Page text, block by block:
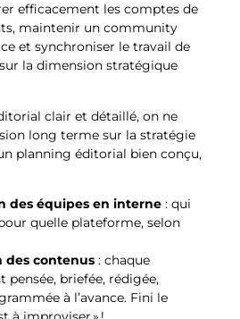
efficacement les comptes de
maintenir un community
et synchroniser le travail de
la dimension stratégique
clair et détaillé, on ne
long terme sur la stratégie
planning éditorial bien conçu,
des équipes en interne : qui
quelle plateforme, selon
des contenus : chaque
pensée, briefée, rédigée,
à l’avance. Fini le